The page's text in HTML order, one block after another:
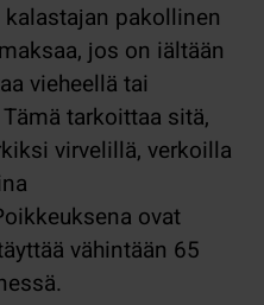
pakollinen
jos on iältään
vieheellä tai
tarkoittaa sitä,
virvelillä, verkoilla
ovat
vähintään 65